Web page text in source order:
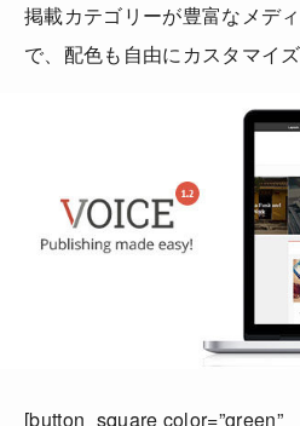
掲載カテゴリーが豊富なメデ
で、配色も自由にカスタマイ
[button_square color=”green”